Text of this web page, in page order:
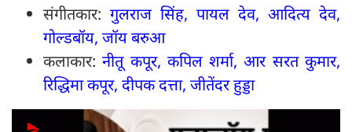
संगीतकार: गुलराज सिंह, पायल देव, आदित्य देव,
गोल्डबॉय, जॉय बरुआ
कलाकार: नीतू कपूर, कपिल शर्मा, आर सरत कुमार,
रि‍द्धिमा कपूर, दीपक दत्ता, जीतेंदर हुड्डा